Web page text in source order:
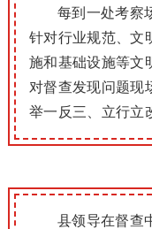
每到一处考察
针对行业规范、文
施和基础设施等文
对督查发现问题现
举一反三、立行立
县领导在督查